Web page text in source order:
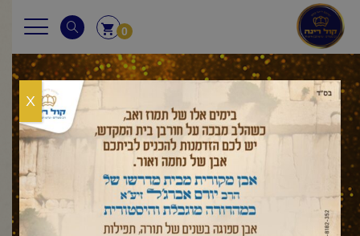
0
מאמר לשבת
X